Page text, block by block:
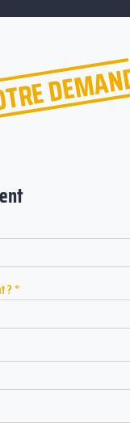
? *